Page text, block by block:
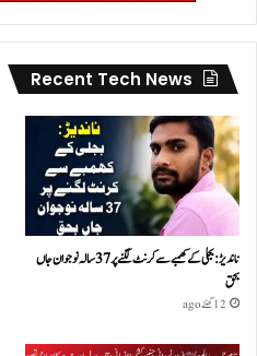
Recent Tech News
ناندیڑ: بجلی کے کھمبے سے کرنٹ لگنے پر 37 سالہ نوجوان جاں
بحق
12 گھنٹے ago